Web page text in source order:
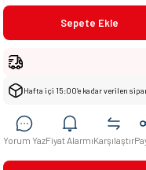
Sepete Ekle
Hafta içi 15:00’e kadar verilen
Yorum YazFiyat AlarmıKarşılaştır